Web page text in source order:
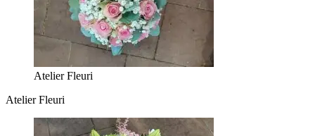
Atelier Fleuri
Atelier Fleuri